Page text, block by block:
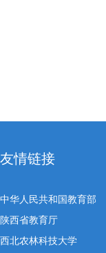
友情链接
中华人民共和国教育部
陕西省教育厅
西北农林科技大学